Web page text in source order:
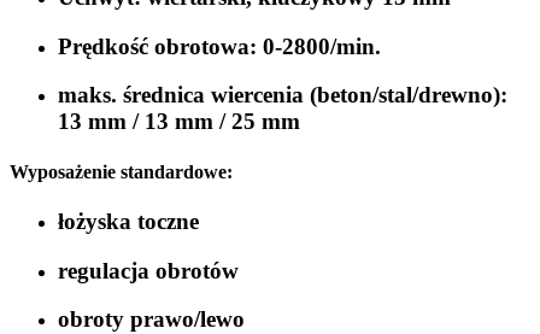
Prędkość obrotowa: 0-2800/min.
maks. średnica wiercenia (beton/stal/drewno):
13 mm / 13 mm / 25 mm
Wyposażenie standardowe:
łożyska toczne
regulacja obrotów
obroty prawo/lewo